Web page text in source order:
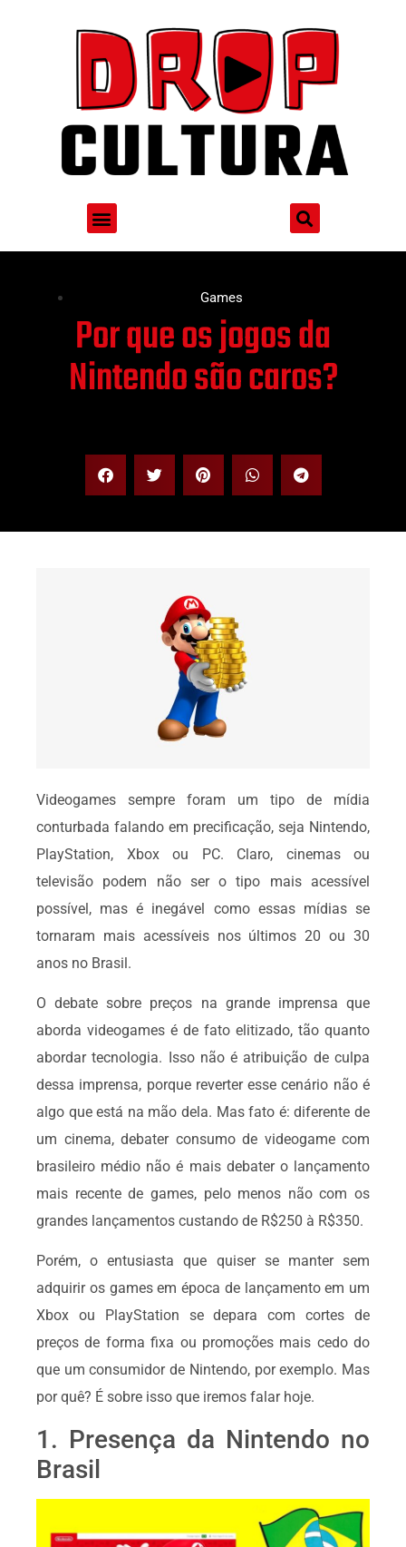
Games
Por que os jogos da
Nintendo são caros?
Videogames sempre foram um tipo de mídia
conturbada falando em precificação, seja Nintendo,
PlayStation, Xbox ou PC. Claro, cinemas ou
televisão podem não ser o tipo mais acessível
possível, mas é inegável como essas mídias se
tornaram mais acessíveis nos últimos 20 ou 30
anos no Brasil.
O debate sobre preços na grande imprensa que
aborda videogames é de fato elitizado, tão quanto
abordar tecnologia. Isso não é atribuição de culpa
dessa imprensa, porque reverter esse cenário não é
algo que está na mão dela. Mas fato é: diferente de
um cinema, debater consumo de videogame com
brasileiro médio não é mais debater o lançamento
mais recente de games, pelo menos não com os
grandes lançamentos custando de R$250 à R$350.
Porém, o entusiasta que quiser se manter sem
adquirir os games em época de lançamento em um
Xbox ou PlayStation se depara com cortes de
preços de forma fixa ou promoções mais cedo do
que um consumidor de Nintendo, por exemplo. Mas
por quê? É sobre isso que iremos falar hoje.
1. Presença da Nintendo no
Brasil